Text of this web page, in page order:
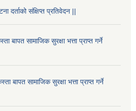
संक्षिप्त प्रतिवेदन ||
सामाजिक सुरक्षा भत्ता प्राप्त गर्ने
बापत सामाजिक सुरक्षा भत्ता प्राप्त गर्ने